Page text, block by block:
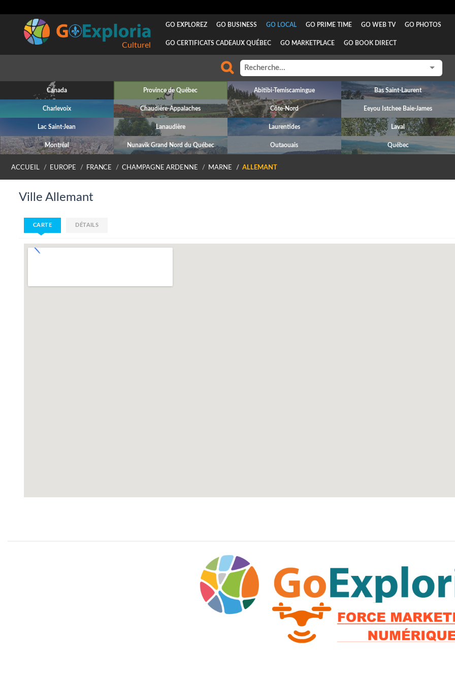
Culturel
GO EXPLOREZ GO BUSINESS GO LOCAL GO PRIME TIME GO WEB TV GO PHOTOS
GO CERTIFICATS CADEAUX QUÉBEC GO MARKETPLACE GO BOOK DIRECT
Canada Province de Québec Abitibi-Temiscamingue Bas Saint-Laurent
Charlevoix Chaudière-Appalaches Côte-Nord Eeyou Istchee Baie-James
Lac Saint-Jean Lanaudière Laurentides Laval
Montréal Nunavik Grand Nord du Québec Outaouais Québec
ACCUEIL EUROPE FRANCE CHAMPAGNE ARDENNE MARNE ALLEMANT
Ville Allemant
CARTE DÉTAILS